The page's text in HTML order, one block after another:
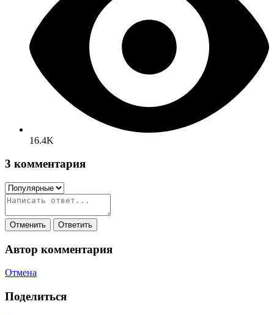
16.4K
3 комментария
Отменить Ответить
Автор комментария
Отмена
Поделиться